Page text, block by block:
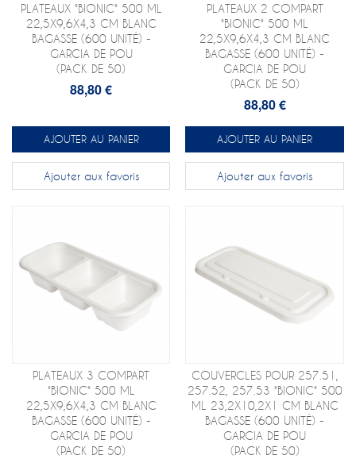
PLATEAUX "BIONIC" 500 ML
22,5X9,6X4,3 CM BLANC
BAGASSE (600 UNITÉ) -
GARCIA DE POU
(PACK DE 50)
88,80 €
AJOUTER AU PANIER
Ajouter aux favoris
PLATEAUX 2 COMPART
"BIONIC" 500 ML
22,5X9,6X4,3 CM BLANC
BAGASSE (600 UNITÉ) -
GARCIA DE POU
(PACK DE 50)
88,80 €
AJOUTER AU PANIER
Ajouter aux favoris
PLATEAUX 3 COMPART
"BIONIC" 500 ML
22,5X9,6X4,3 CM BLANC
BAGASSE (600 UNITÉ) -
GARCIA DE POU
(PACK DE 50)
COUVERCLES POUR 257.51,
257.52, 257.53 "BIONIC" 500
ML 23,2X10,2X1 CM BLANC
BAGASSE (600 UNITÉ) -
GARCIA DE POU
(PACK DE 50)